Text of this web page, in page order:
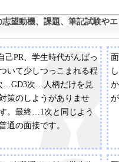
望動機、課題、筆記試験やエ
己PR、学生時代がんばっ
いて少しつっこまれる程
…GD3次…人柄だけを見
策のしようがありませ
。最終…1次と同じよう
通の面接です。